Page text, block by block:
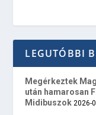
LEGUTÓBBI
Megérkeztek
után hamarosan
Midibuszok 2026-